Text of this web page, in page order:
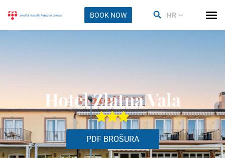
BOOK NOW HR
Hotel Zlatna Vala
PDF BROŠURA